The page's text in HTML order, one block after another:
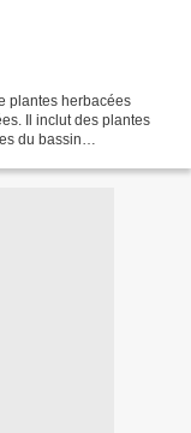
plantes herbacées
Il inclut des plantes
du bassin